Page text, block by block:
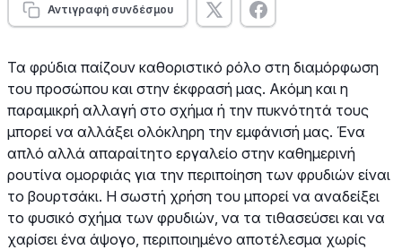
Αντιγραφή συνδέσμου
Τα φρύδια παίζουν καθοριστικό ρόλο στη διαμόρφωση
του προσώπου και στην έκφρασή μας. Ακόμη και η
παραμικρή αλλαγή στο σχήμα ή την πυκνότητά τους
μπορεί να αλλάξει ολόκληρη την εμφάνισή μας. Ένα
απλό αλλά απαραίτητο εργαλείο στην καθημερινή
ρουτίνα ομορφιάς για την περιποίηση των φρυδιών είναι
το βουρτσάκι. Η σωστή χρήση του μπορεί να αναδείξει
το φυσικό σχήμα των φρυδιών, να τα τιθασεύσει και να
χαρίσει ένα άψογο, περιποιημένο αποτέλεσμα χωρίς